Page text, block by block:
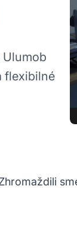
flexibilné